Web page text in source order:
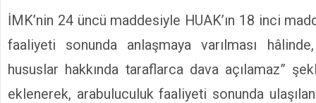
İMK’nin 24 üncü maddesiyle HUAK’ın 18 inci
faaliyeti sonunda anlaşmaya varılması
hususlar hakkında taraflarca dava açılamaz”
eklenerek, arabuluculuk faaliyeti sonunda